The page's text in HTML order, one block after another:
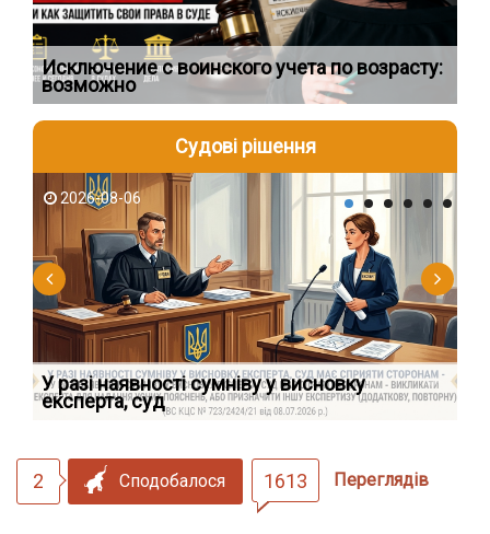
Исключение с воинского учета по возрасту:
возможно
Судові рішення
2026-08-06
У разі наявності сумніву у висновку
експерта, суд
2 Сподобалося 1613 Переглядів